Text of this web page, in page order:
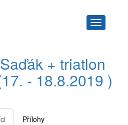
Navigace
+ triatlon
- 18.8.2019 )
Přílohy